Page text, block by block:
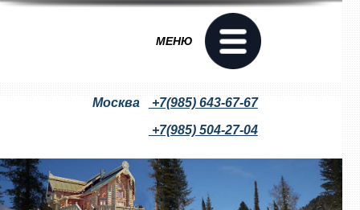
МЕНЮ
Москва
+7(985) 643-67-67
+7(985) 504-27-04